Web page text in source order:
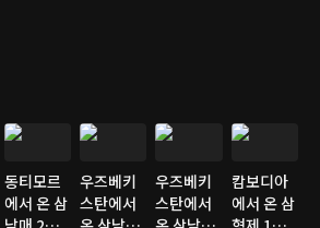
동티모르
에서 온 삼
우즈베키
스탄에서
우즈베키
스탄에서
캄보디아
에서 온 삼